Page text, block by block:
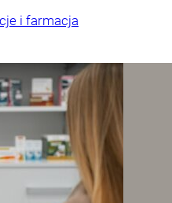
i farmacja